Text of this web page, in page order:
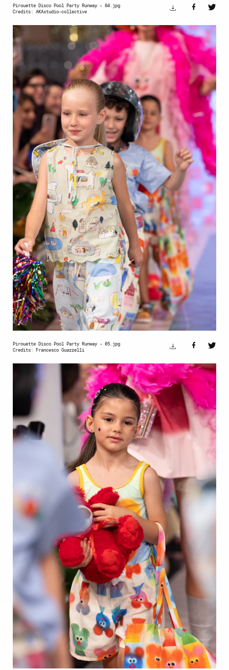
Pirouette Disco Pool Party Runway - 04.jpg
Credits: AKAstudio-collective
Pirouette Disco Pool Party Runway - 05.jpg
Credits: Francesco Guazzelli